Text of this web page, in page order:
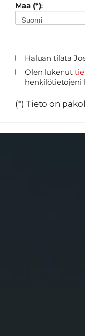
Maa (*):
Suomi
Haluan tilata
Olen lukenut
henkilötietojeni
(*) Tieto on